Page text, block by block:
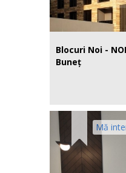
Blocuri Noi -
Buneț
Mă